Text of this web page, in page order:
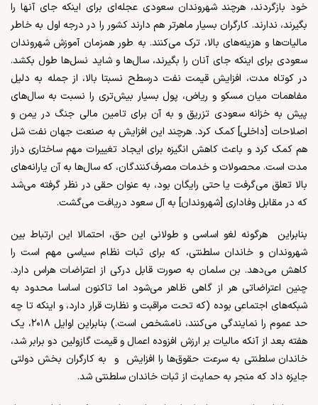
خود بازگردند، هرچند شهروندان سعودی عجله‌ای برای اینکه جای آنها را
بگیرند، ندارند. کارگران بسیار ماهرتر هم دارند کشور را در درجه اول به خاطر
مالیات‌ها و هزینه‌های بالا، ترک می‌کنند. به طور همزمان آموزش شهروندان
سعودی برای اینکه جای آنان را بگیرند، سال‌ها و شاید نسل‌ها طول بکشد.
در کوتاه مدت، افزایش قیمت نفت درسطح نسبتا بالا، از جمله به دلیل
مفاهمات میان مسکو و ریاض، پول بسیار بیش‌تری را نسبت به سال‌های
پیش به خزانه سعودی تزریق و به آن برای تامین مالی جنگ در یمن و
اصلاحات [داخلی] کمک کرد. هرچند این افزایش به صنعت جهان نفت شل
هم کمک کرد و باعث کاهش انگیزه برای ایجاد تغییرات مهم ساختاری دراز
مدت است. محصولات و خدمات مصرف‌کنندگان، که سال‌ها به آن یارانه‌های
بالا تعلق می‌گرفت یا حتی رایگان بود، به عنوان حقی در نظر گرفته می‌شد
که در مقابل وفاداری [شهروندان] به آل سعود دریافت می‌گشت.
بنابراین هرگونه لغو اساسی و طولانی این حق، احتمالا این ارتباط بین
شهروندان و خاندان سلطنتی، که برای ثبات نظام سیاسی مهم است را
کاهش می‌دهد. بن سلمان به صورت قابل درکی از اعتراضات هراس دارد.
چنین اعتراضاتی هر از گاهی ظاهر می‌شود اما تاکنون اساسا محدود به
شبکه‌های اجتماعی بوده (که تحت مراقبت و نظارت قرار دارد، و اینکه تا چه
حد عموم را نمایندگی می‌کنند، نامشخص است.) بنابراین اوایل ۲۰۱۸، یک
هفته بعد از آنکه مالیات بر ارزش افزوده اعمال و قیمت گازولین دو برابر شد،
خاندان سلطنتی به سرعت حقوق‌ها را افزایش و
به کارگران بخش دولتی
جایزه داد که منجر به حمایت از ثبات خاندان سلطنتی شد.